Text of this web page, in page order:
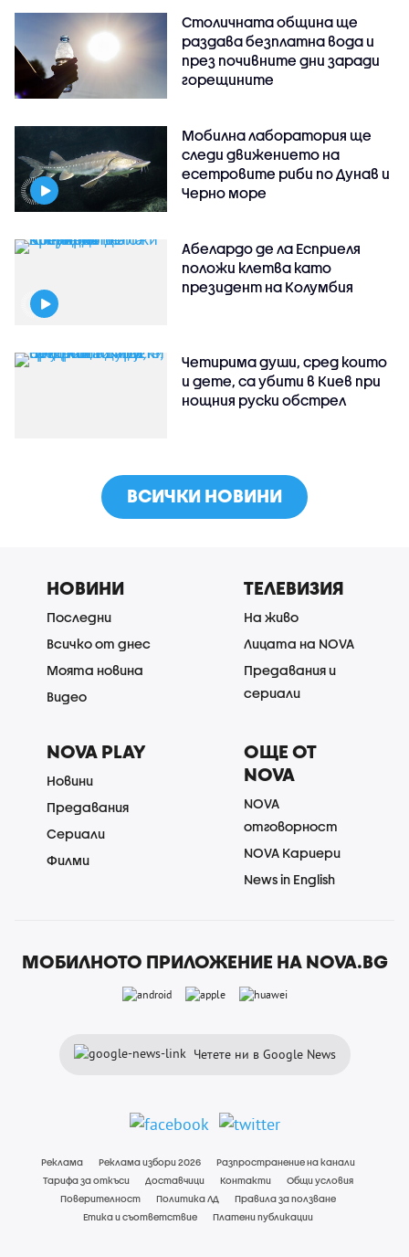
Столичната община ще
раздава безплатна вода и
през почивните дни заради
горещините
Мобилна лаборатория ще
следи движението на
есетровите риби по Дунав и
Черно море
Абелардо де ла Есприеля
положи клетва като
президент на Колумбия
Четирима души, сред които
и дете, са убити в Киев при
нощния руски обстрел
ВСИЧКИ НОВИНИ
НОВИНИ
Последни
Всичко от днес
Моята новина
Видео
ТЕЛЕВИЗИЯ
На живо
Лицата на NOVA
Предавания и
сериали
NOVA PLAY
Новини
Предавания
Сериали
Филми
ОЩЕ ОТ
NOVA
NOVA
отговорност
NOVA Кариери
News in English
МОБИЛНОТО ПРИЛОЖЕНИЕ НА NOVA.BG
Четете ни в Google News
Реклама Реклама избори 2026
Разпространение на канали
Тарифа за откъси
Доставчици Контакти
Общи условия
Поверителност
Политика ЛД
Правила за ползване
Етика и съответствие
Платени публикации